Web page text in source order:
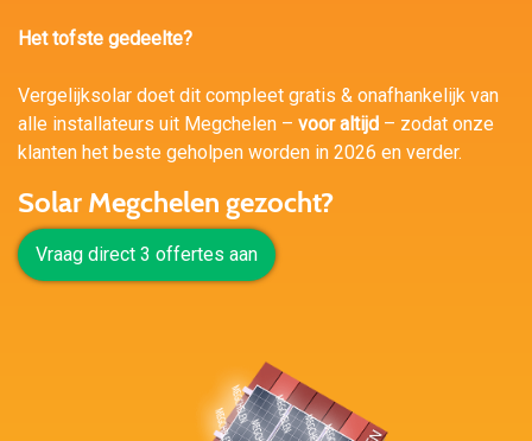
Het tofste gedeelte?
Vergelijksolar doet dit compleet gratis & onafhankelijk van
alle installateurs uit Megchelen – voor altijd – zodat onze
klanten het beste geholpen worden in 2026 en verder.
Solar Megchelen gezocht?
Vraag direct 3 offertes aan